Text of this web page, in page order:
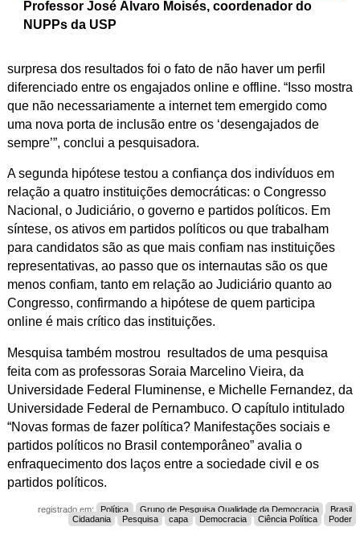
Professor José Álvaro Moisés, coordenador do
NUPPs da USP
surpresa dos resultados foi o fato de não haver um perfil
diferenciado entre os engajados online e offline. “Isso mostra
que não necessariamente a internet tem emergido como
uma nova porta de inclusão entre os ‘desengajados de
sempre’”, conclui a pesquisadora.
A segunda hipótese testou a confiança dos indivíduos em
relação a quatro instituições democráticas: o Congresso
Nacional, o Judiciário, o governo e partidos políticos. Em
síntese, os ativos em partidos políticos ou que trabalham
para candidatos são as que mais confiam nas instituições
representativas, ao passo que os internautas são os que
menos confiam, tanto em relação ao Judiciário quanto ao
Congresso, confirmando a hipótese de quem participa
online é mais crítico das instituições.
Mesquisa também mostrou resultados de uma pesquisa
feita com as professoras Soraia Marcelino Vieira, da
Universidade Federal Fluminense, e Michelle Fernandez, da
Universidade Federal de Pernambuco. O capítulo intitulado
“Novas formas de fazer política? Manifestações sociais e
partidos políticos no Brasil contemporâneo” avalia o
enfraquecimento dos laços entre a sociedade civil e os
partidos políticos.
registrado em: Política Grupo de Pesquisa Qualidade da Democracia
Brasil
Cidadania
Pesquisa capa Democracia Ciência Política Poder